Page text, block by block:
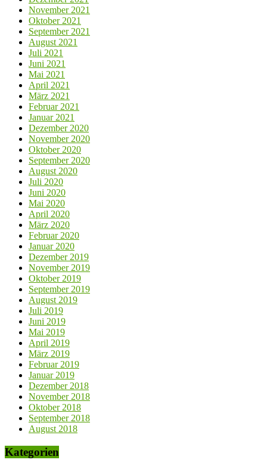
November 2021
Oktober 2021
September 2021
August 2021
Juli 2021
Juni 2021
Mai 2021
April 2021
März 2021
Februar 2021
Januar 2021
Dezember 2020
November 2020
Oktober 2020
September 2020
August 2020
Juli 2020
Juni 2020
Mai 2020
April 2020
März 2020
Februar 2020
Januar 2020
Dezember 2019
November 2019
Oktober 2019
September 2019
August 2019
Juli 2019
Juni 2019
Mai 2019
April 2019
März 2019
Februar 2019
Januar 2019
Dezember 2018
November 2018
Oktober 2018
September 2018
August 2018
Kategorien